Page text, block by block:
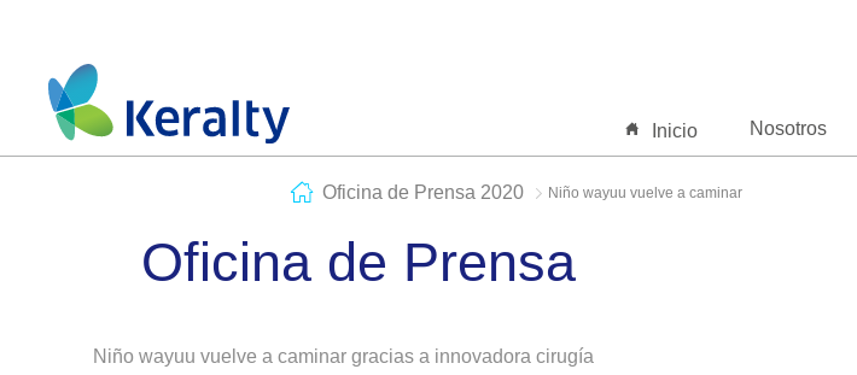
Inicio Nosotros
Oficina de Prensa 2020 Niño wayuu vuelve a caminar
Oficina de Prensa
Niño wayuu vuelve a caminar gracias a innovadora cirugía